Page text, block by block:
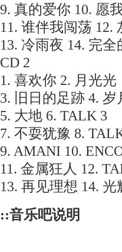
9. 真的爱你 10. 愿
11. 谁伴我闯荡 12.
13. 冷雨夜 14. 完全
CD 2
1. 喜欢你 2. 月光光
3. 旧日的足跡 4. 岁
5. 大地 6. TALK 3
7. 不耍犹豫 8.
9. AMANI 10.
11. 金属狂人 12.
13. 再见理想 14. 光
::音乐吧说明